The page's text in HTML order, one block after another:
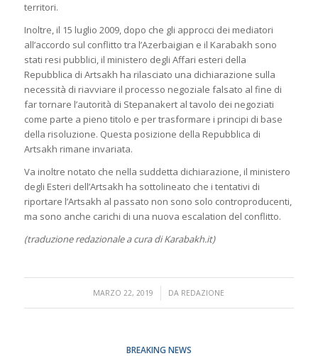
territori.
Inoltre, il 15 luglio 2009, dopo che gli approcci dei mediatori
all’accordo sul conflitto tra l’Azerbaigian e il Karabakh sono
stati resi pubblici, il ministero degli Affari esteri della
Repubblica di Artsakh ha rilasciato una dichiarazione sulla
necessità di riavviare il processo negoziale falsato al fine di
far tornare l’autorità di Stepanakert al tavolo dei negoziati
come parte a pieno titolo e per trasformare i principi di base
della risoluzione. Questa posizione della Repubblica di
Artsakh rimane invariata.
Va inoltre notato che nella suddetta dichiarazione, il ministero
degli Esteri dell’Artsakh ha sottolineato che i tentativi di
riportare l’Artsakh al passato non sono solo controproducenti,
ma sono anche carichi di una nuova escalation del conflitto.
(traduzione redazionale a cura di Karabakh.it)
MARZO 22, 2019
/ DA REDAZIONE
BREAKING NEWS